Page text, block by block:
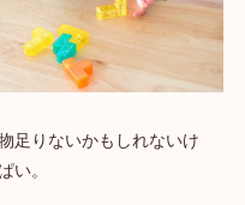
足りないかもしれないけ
い。